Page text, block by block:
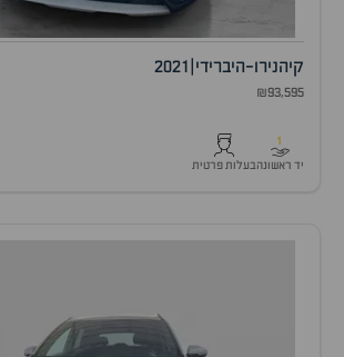
קיהנירו-היברידי 2021
₪93,595
1
יד ראשונהבעלות פרטית